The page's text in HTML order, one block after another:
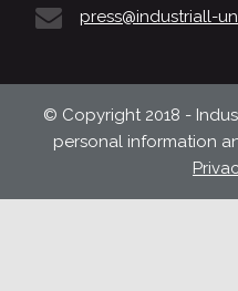
press@industriall-
© Copyright 2018 -
personal information